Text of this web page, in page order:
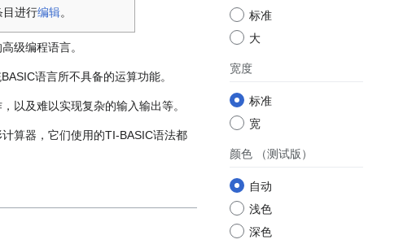
标准
大
宽度
标准
宽
颜色 （测试版）
自动
浅色
深色
目进行编辑。
级编程语言。
语言所不具备的运算功能。
以及难以实现复杂的输入输出等。
算器，它们使用的TI-BASIC语法都